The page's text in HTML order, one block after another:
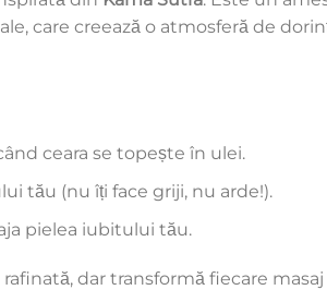
care creează o atmosferă de
ceara se topește în ulei.
tău (nu îți face griji, nu arde!).
pielea iubitului tău.
dar transformă fiecare